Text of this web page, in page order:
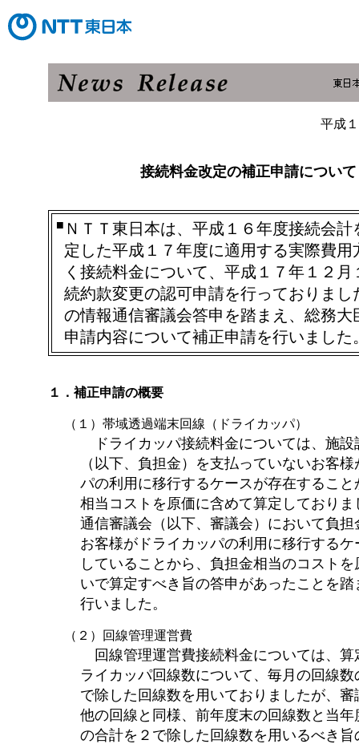
平成
接続料金改定の補正申請について
■ ＮＴＴ東日本は、平成１６年度接続会計
定した平成１７年度に適用する実際費用
く接続料金について、平成１７年１２月
続約款変更の認可申請を行っておりまし
の情報通信審議会答申を踏まえ、総務大
申請内容について補正申請を行いました
１．補正申請の概要
（１）帯域透過端末回線（ドライカッパ）
ドライカッパ接続料金については、施設
（以下、負担金）を支払っていないお客
パの利用に移行するケースが存在すること
相当コストを原価に含めて算定しておりま
通信審議会（以下、審議会）において負担
お客様がドライカッパの利用に移行するケ
していることから、負担金相当のコスト
いで算定すべき旨の答申があったことを踏
行いました。
（２）回線管理運営費
回線管理運営費接続料金については、算
ライカッパ回線数について、毎月の回線
で除した回線数を用いておりましたが、審
他の回線と同様、前年度末の回線数と当年
の合計を２で除した回線数を用いるべき旨